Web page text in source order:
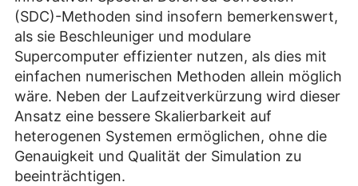
(SDC)-Methoden sind insofern bemerkenswert,
als sie Beschleuniger und modulare
Supercomputer effizienter nutzen, als dies mit
einfachen numerischen Methoden allein möglich
wäre. Neben der Laufzeitverkürzung wird dieser
Ansatz eine bessere Skalierbarkeit auf
heterogenen Systemen ermöglichen, ohne die
Genauigkeit und Qualität der Simulation zu
beeinträchtigen.